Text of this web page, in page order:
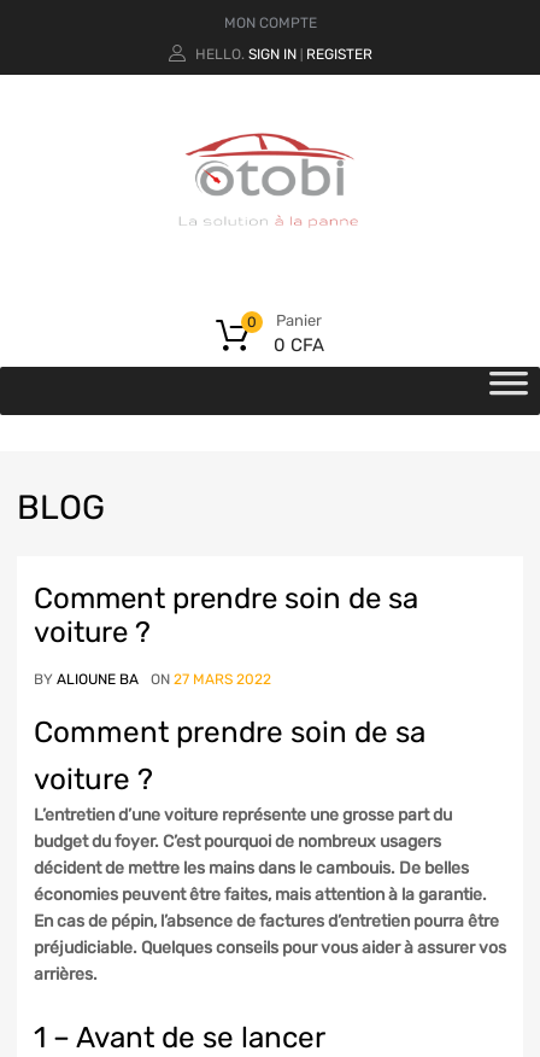
MON COMPTE
HELLO. SIGN IN REGISTER
Panier
0 CFA
0
BLOG
Comment prendre soin de sa
voiture ?
BY ALIOUNE BA ON 27 MARS 2022
Comment prendre soin de sa
voiture ?
L’entretien d’une voiture représente une grosse part du
budget du foyer. C’est pourquoi de nombreux usagers
décident de mettre les mains dans le cambouis. De belles
économies peuvent être faites, mais attention à la garantie.
En cas de pépin, l’absence de factures d’entretien pourra être
préjudiciable. Quelques conseils pour vous aider à assurer vos
arrières.
1 – Avant de se lancer